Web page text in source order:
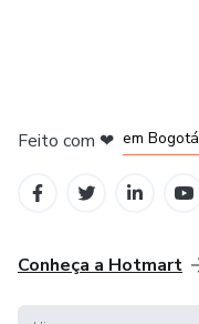
Feito com ❤ em Bogotá
Conheça a Hotmart